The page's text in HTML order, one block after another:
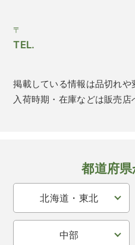
〒
TEL.
掲載している情報は品切れや
入荷時期・在庫などは販売店
都道府
北海道・東北
中部